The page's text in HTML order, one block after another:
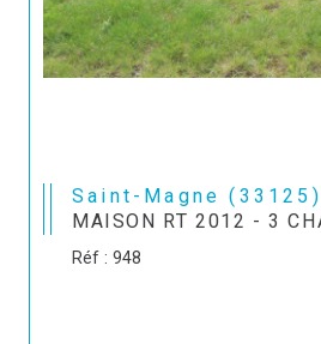
Saint-Magne (33125)
MAISON RT 2012 - 3
Réf : 948